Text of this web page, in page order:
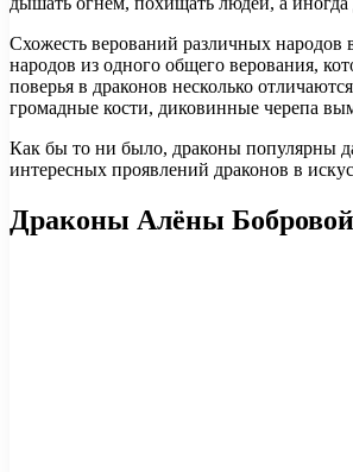
Схожесть верований различных народов
народов из одного общего верования,
поверья в драконов несколько
громадные кости, диковинные черепа
Как бы то ни было, драконы популярны
интересных проявлений драконов в
Драконы Алёны Бобровой